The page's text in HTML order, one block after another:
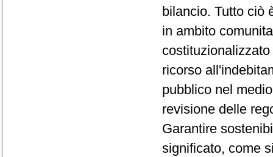
bilancio. Tutto ciò
in ambito
ricorso
pubblico nel
revisione delle
Garantire
significato, come